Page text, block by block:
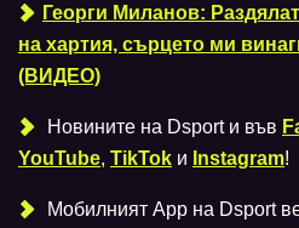
Георги Миланов:
на хартия, сърцето ми
(ВИДЕО)
Новините на Dsport и във
YouTube, TikTok и Instagram!
Мобилният Аpp на Dsport